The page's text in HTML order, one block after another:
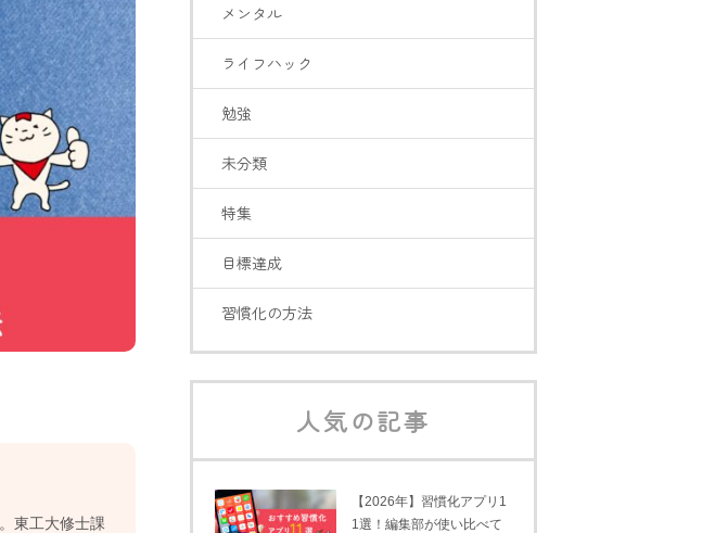
。東工大修士課
メンタル
ライフハック
勉強
未分類
特集
目標達成
習慣化の方法
人気の記事
【2026年】習慣化アプリ1
1選！編集部が使い比べて